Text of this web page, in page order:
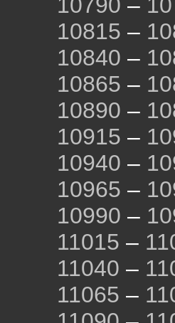
10790 –
10815 –
10840 –
10865 –
10890 –
10915 –
10940 –
10965 –
10990 –
11015 –
11040 –
11065 –